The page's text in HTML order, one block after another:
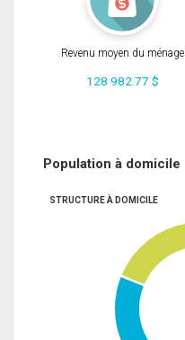
Revenu moyen du ménage
128 982.77 $
Population à domicile
STRUCTURE À DOMICILE